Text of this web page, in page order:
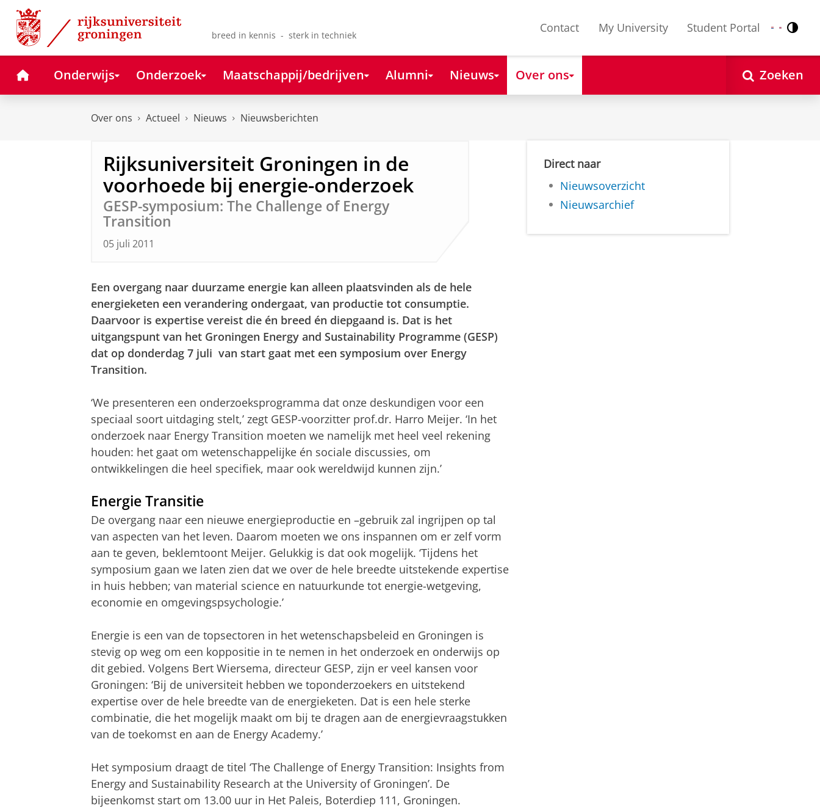
Skip
Content
Skip
Navigation
breed in kennis - sterk in techniek
Contact My University Student Portal Nederlands
English
HomeOnderwijs Onderzoek Maatschappij/bedrijven Alumni Nieuws Over ons Zoeken
Over ons Actueel Nieuws Nieuwsberichten
Rijksuniversiteit Groningen in de
voorhoede bij energie-onderzoek
GESP-symposium: The Challenge of Energy
Transition
05 juli 2011
Een overgang naar duurzame energie kan alleen plaatsvinden als de hele
energieketen een verandering ondergaat, van productie tot consumptie.
Daarvoor is expertise vereist die én breed én diepgaand is. Dat is het
uitgangspunt van het Groningen Energy and Sustainability Programme (GESP)
dat op donderdag 7 juli van start gaat met een symposium over Energy
Transition.
‘We presenteren een onderzoeksprogramma dat onze deskundigen voor een
speciaal soort uitdaging stelt,’ zegt GESP-voorzitter prof.dr. Harro Meijer. ‘In het
onderzoek naar Energy Transition moeten we namelijk met heel veel rekening
houden: het gaat om wetenschappelijke én sociale discussies, om
ontwikkelingen die heel specifiek, maar ook wereldwijd kunnen zijn.’
Energie Transitie
De overgang naar een nieuwe energieproductie en –gebruik zal ingrijpen op tal
van aspecten van het leven. Daarom moeten we ons inspannen om er zelf vorm
aan te geven, beklemtoont Meijer. Gelukkig is dat ook mogelijk. ‘Tijdens het
symposium gaan we laten zien dat we over de hele breedte uitstekende expertise
in huis hebben; van material science en natuurkunde tot energie-wetgeving,
economie en omgevingspsychologie.’
Energie is een van de topsectoren in het wetenschapsbeleid en Groningen is
stevig op weg om een koppositie in te nemen in het onderzoek en onderwijs op
dit gebied. Volgens Bert Wiersema, directeur GESP, zijn er veel kansen voor
Groningen: ‘Bij de universiteit hebben we toponderzoekers en uitstekend
expertise over de hele breedte van de energieketen. Dat is een hele sterke
combinatie, die het mogelijk maakt om bij te dragen aan de energievraagstukken
van de toekomst en aan de Energy Academy.’
Het symposium draagt de titel ‘The Challenge of Energy Transition: Insights from
Energy and Sustainability Research at the University of Groningen’. De
bijeenkomst start om 13.00 uur in Het Paleis, Boterdiep 111, Groningen.
Direct naar
Nieuwsoverzicht
Nieuwsarchief